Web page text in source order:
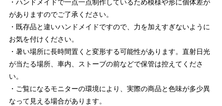
・ハンドメイドで一点一点制作しているため模様や形に個体差が
がありますのでご了承ください。
・既存品と違いハンドメイドですので、力を加えすぎないように
お気を付けください。
・暑い場所に長時間置くと変形する可能性があります。直射日光
が当たる場所、車内、ストーブの前などで保管は控えてくださ
い。
・ご覧になるモニターの環境により、実際の商品と色味が多少異
なって見える場合があります。